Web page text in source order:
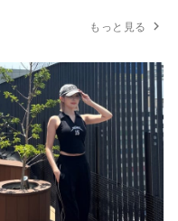
ー
もっと見る